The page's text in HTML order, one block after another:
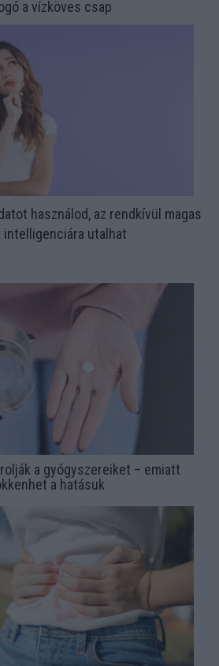
a vízköves csap
használod, az rendkívül magas
intelligenciára utalhat
a gyógyszereiket – emiatt
a hatásuk